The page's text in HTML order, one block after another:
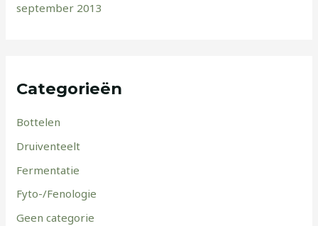
september 2013
Categorieën
Bottelen
Druiventeelt
Fermentatie
Fyto-/Fenologie
Geen categorie